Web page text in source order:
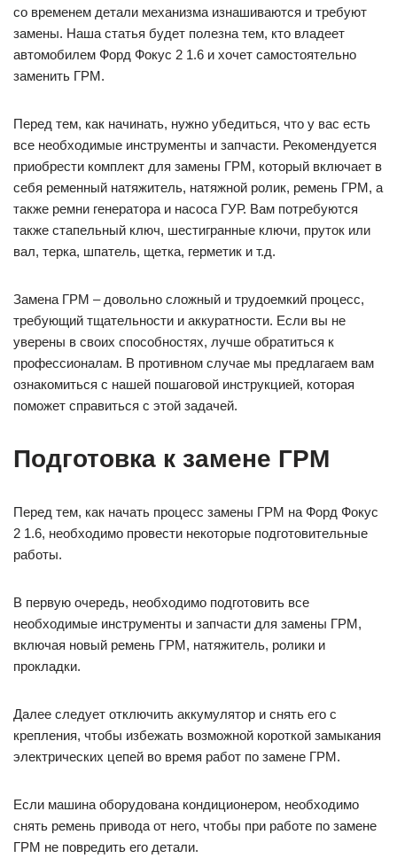
со временем детали механизма изнашиваются и требуют
замены. Наша статья будет полезна тем, кто владеет
автомобилем Форд Фокус 2 1.6 и хочет самостоятельно
заменить ГРМ.
Перед тем, как начинать, нужно убедиться, что у вас есть
все необходимые инструменты и запчасти. Рекомендуется
приобрести комплект для замены ГРМ, который включает в
себя ременный натяжитель, натяжной ролик, ремень ГРМ, а
также ремни генератора и насоса ГУР. Вам потребуются
также стапельный ключ, шестигранные ключи, пруток или
вал, терка, шпатель, щетка, герметик и т.д.
Замена ГРМ – довольно сложный и трудоемкий процесс,
требующий тщательности и аккуратности. Если вы не
уверены в своих способностях, лучше обратиться к
профессионалам. В противном случае мы предлагаем вам
ознакомиться с нашей пошаговой инструкцией, которая
поможет справиться с этой задачей.
Подготовка к замене ГРМ
Перед тем, как начать процесс замены ГРМ на Форд Фокус
2 1.6, необходимо провести некоторые подготовительные
работы.
В первую очередь, необходимо подготовить все
необходимые инструменты и запчасти для замены ГРМ,
включая новый ремень ГРМ, натяжитель, ролики и
прокладки.
Далее следует отключить аккумулятор и снять его с
крепления, чтобы избежать возможной короткой замыкания
электрических цепей во время работ по замене ГРМ.
Если машина оборудована кондиционером, необходимо
снять ремень привода от него, чтобы при работе по замене
ГРМ не повредить его детали.